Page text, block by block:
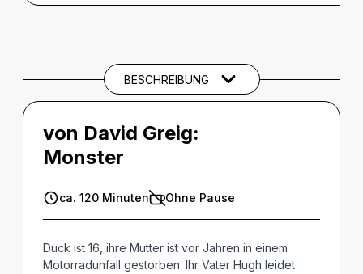
BESCHREIBUNG
von David Greig:
Monster
ca. 120 Minuten Ohne Pause
Duck ist 16, ihre Mutter ist vor Jahren in einem
Motorradunfall gestorben. Ihr Vater Hugh leidet